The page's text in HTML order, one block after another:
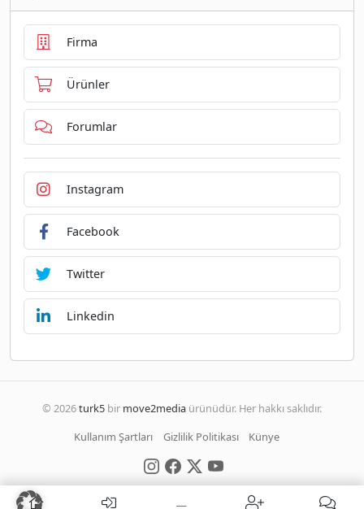
Firma
Ürünler
Forumlar
Instagram
Facebook
Twitter
Linkedin
© 2026turk5 bir move2media ürünüdür. Her hakkı saklıdır.
Kullanım Şartları
Gizlilik Politikası Künye